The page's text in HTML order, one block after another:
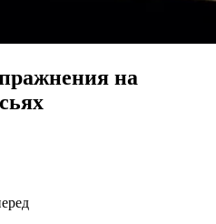
на